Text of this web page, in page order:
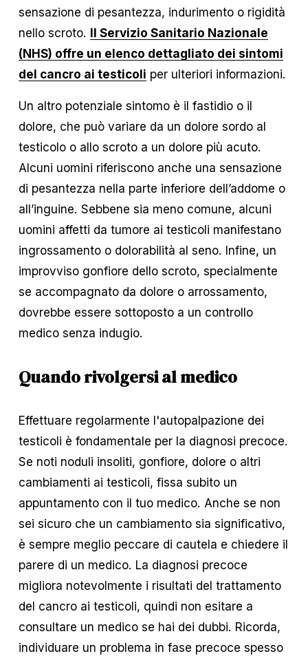
sensazione di pesantezza, indurimento o rigidità
nello scroto. Il Servizio Sanitario Nazionale
(NHS) offre un elenco dettagliato dei sintomi
del cancro ai testicoli per ulteriori informazioni.
Un altro potenziale sintomo è il fastidio o il
dolore, che può variare da un dolore sordo al
testicolo o allo scroto a un dolore più acuto.
Alcuni uomini riferiscono anche una sensazione
di pesantezza nella parte inferiore dell’addome o
all’inguine. Sebbene sia meno comune, alcuni
uomini affetti da tumore ai testicoli manifestano
ingrossamento o dolorabilità al seno. Infine, un
improvviso gonfiore dello scroto, specialmente
se accompagnato da dolore o arrossamento,
dovrebbe essere sottoposto a un controllo
medico senza indugio.
Quando rivolgersi al medico
Effettuare regolarmente l'autopalpazione dei
testicoli è fondamentale per la diagnosi precoce.
Se noti noduli insoliti, gonfiore, dolore o altri
cambiamenti ai testicoli, fissa subito un
appuntamento con il tuo medico. Anche se non
sei sicuro che un cambiamento sia significativo,
è sempre meglio peccare di cautela e chiedere il
parere di un medico. La diagnosi precoce
migliora notevolmente i risultati del trattamento
del cancro ai testicoli, quindi non esitare a
consultare un medico se hai dei dubbi. Ricorda,
individuare un problema in fase precoce spesso